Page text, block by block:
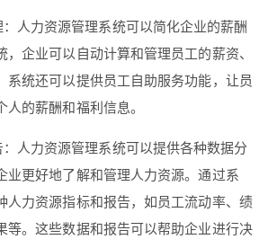
人力资源管理系统可以简化企业的薪酬
，企业可以自动计算和管理员工的薪资、
系统还可以提供员工自助服务功能，让员
的薪酬和福利信息。
人力资源管理系统可以提供各种数据分
业更好地了解和管理人力资源。通过系
人力资源指标和报告，如员工流动率、绩
等。这些数据和报告可以帮助企业进行决